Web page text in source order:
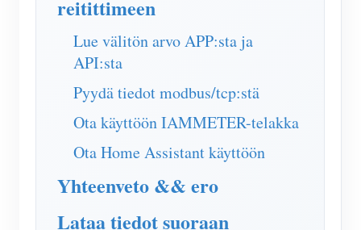
Sähkönkulutuksen seuranta
PV-lämmittimen ohjausjärjestelmä
Kodin automatisointi
Tehdasenergian valvonta
Store
Resurssit
Tuotteen pika-aloitus
Asiakirja
Opetusvideo
FAQ
Uutiset
Blogit
Yhteisö
Kehittäjä
Tutkia
reitittimeen
Lue välitön arvo APP:sta ja
API:sta
Pyydä tiedot modbus/tcp:stä
Ota käyttöön IAMMETER-telakka
Ota Home Assistant käyttöön
Yhteenveto && ero
Lataa tiedot suoraan